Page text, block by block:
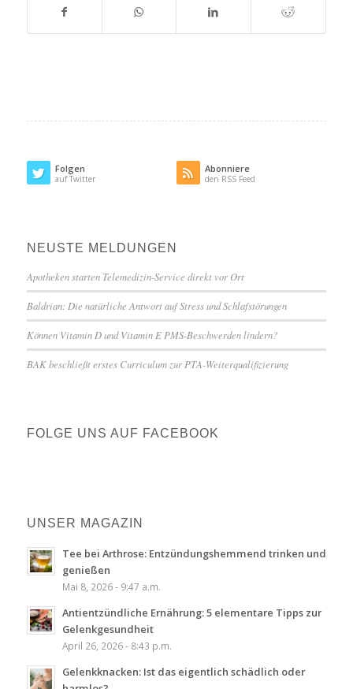
Folgen
auf Twitter
Abonniere
den RSS Feed
NEUSTE MELDUNGEN
Apotheken starten Telemedizin-Service direkt vor Ort
Baldrian: Die natürliche Antwort auf Stress und Schlafstörungen
Können Vitamin D und Vitamin E PMS-Beschwerden lindern?
BAK beschließt erstes Curriculum zur PTA-Weiterqualifizierung
FOLGE UNS AUF FACEBOOK
UNSER MAGAZIN
Tee bei Arthrose: Entzündungshemmend trinken und
genießen
Mai 8, 2026 - 9:47 a.m.
Antientzündliche Ernährung: 5 elementare Tipps zur
Gelenkgesundheit
April 26, 2026 - 8:43 p.m.
Gelenkknacken: Ist das eigentlich schädlich oder